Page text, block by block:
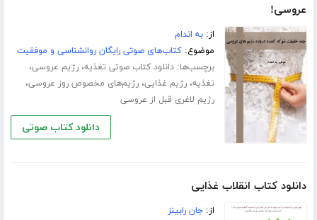
عروسی!
از:به اندام
موضوع:کتاب‌های صوتی رایگان روانشناسی و موفقیت
برچسب‌ها:دانلود کتاب صوتی تغذیه،رژیم عروسی،
تغذیه،رژیم غذایی،رژیم‌های مخصوص روز عروسی،
رژیم لاغری قبل از عروسی
دانلود کتاب صوتی
دانلود کتاب انقلاب غذایی
از:جان رابینز